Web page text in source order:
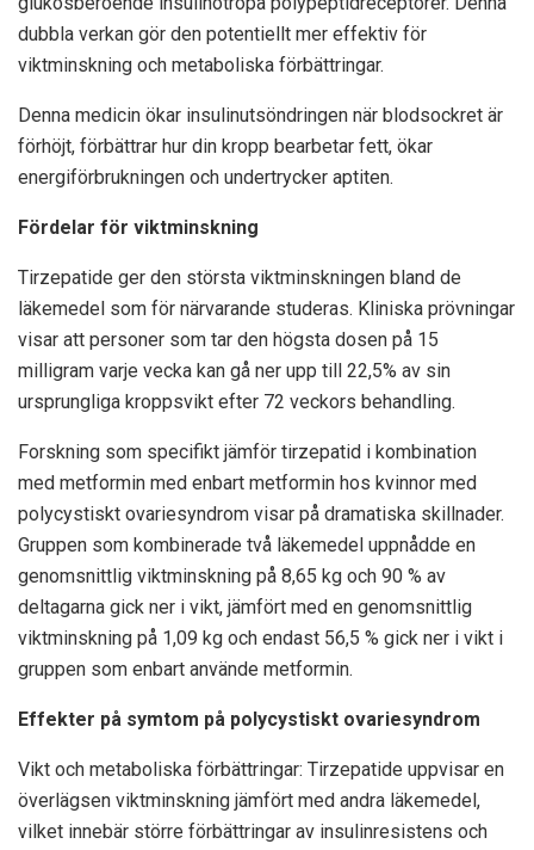
dubbla verkan gör den potentiellt mer effektiv för
viktminskning och metaboliska förbättringar.
Denna medicin ökar insulinutsöndringen när blodsockret är
förhöjt, förbättrar hur din kropp bearbetar fett, ökar
energiförbrukningen och undertrycker aptiten.
Fördelar för viktminskning
Tirzepatide ger den största viktminskningen bland de
läkemedel som för närvarande studeras. Kliniska prövningar
visar att personer som tar den högsta dosen på 15
milligram varje vecka kan gå ner upp till 22,5% av sin
ursprungliga kroppsvikt efter 72 veckors behandling.
Forskning som specifikt jämför tirzepatid i kombination
med metformin med enbart metformin hos kvinnor med
polycystiskt ovariesyndrom visar på dramatiska skillnader.
Gruppen som kombinerade två läkemedel uppnådde en
genomsnittlig viktminskning på 8,65 kg och 90 % av
deltagarna gick ner i vikt, jämfört med en genomsnittlig
viktminskning på 1,09 kg och endast 56,5 % gick ner i vikt i
gruppen som enbart använde metformin.
Effekter på symtom på polycystiskt ovariesyndrom
Vikt och metaboliska förbättringar: Tirzepatide uppvisar en
överlägsen viktminskning jämfört med andra läkemedel,
vilket innebär större förbättringar av insulinresistens och